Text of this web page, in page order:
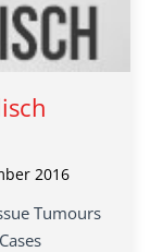
2016
Tumours